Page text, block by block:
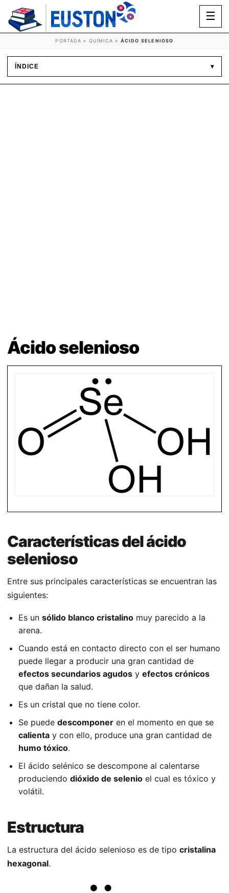
☰
PORTADA » QUÍMICA » ÁCIDO SELENIOSO
ÍNDICE ▾
Ácido selenioso
Características del ácido
selenioso
Entre sus principales características se encuentran las
siguientes:
Es un sólido blanco cristalino muy parecido a la
arena.
Cuando está en contacto directo con el ser humano
puede llegar a producir una gran cantidad de
efectos secundarios agudos y efectos crónicos
que dañan la salud.
Es un cristal que no tiene color.
Se puede descomponer en el momento en que se
calienta y con ello, produce una gran cantidad de
humo tóxico.
El ácido selénico se descompone al calentarse
produciendo dióxido de selenio el cual es tóxico y
volátil.
Estructura
La estructura del ácido selenioso es de tipo cristalina
hexagonal.